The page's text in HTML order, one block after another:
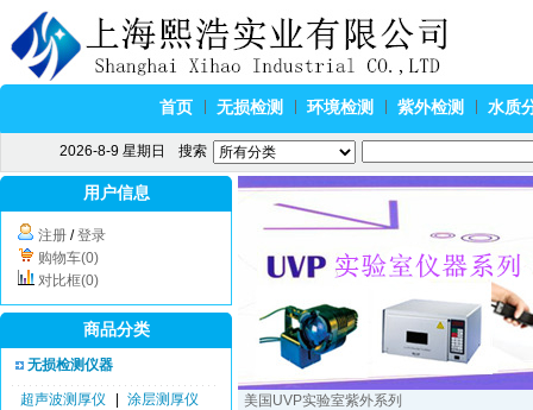
首页 无损检测 环境检测 紫外检测 水质
2026-8-9 星期日 搜索
用户信息
注册 /登录
购物车(0)
对比框(0)
商品分类
无损检测仪器
超声波测厚仪
涂层测厚仪
美国UVP实验室紫外系列